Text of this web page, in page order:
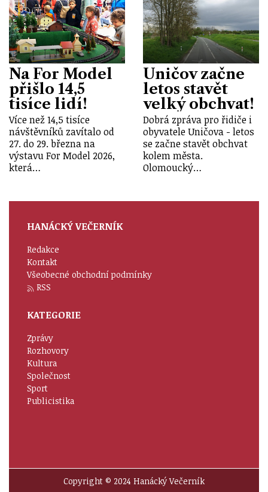
Na For Model
přišlo 14,5
tisíce lidí!
Více než 14,5 tisíce
návštěvníků zavítalo od
27. do 29. března na
výstavu For Model 2026,
která…
Uničov začne
letos stavět
velký obchvat!
Dobrá zpráva pro řidiče i
obyvatele Uničova - letos
se začne stavět obchvat
kolem města.
Olomoucký…
HANÁCKÝ VEČERNÍK
Redakce
Kontakt
Všeobecné obchodní podmínky
RSS
KATEGORIE
Zprávy
Rozhovory
Kultura
Společnost
Sport
Publicistika
Copyright © 2024 Hanácký Večerník